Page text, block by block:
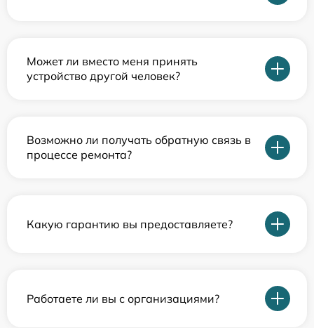
Может ли вместо меня принять
устройство другой человек?
Возможно ли получать обратную связь в
процессе ремонта?
Какую гарантию вы предоставляете?
Работаете ли вы с организациями?